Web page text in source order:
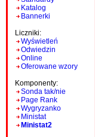
Katalog
Bannerki
Liczniki:
Wyświetleń
Odwiedzin
Online
Oferowane wzory
Komponenty:
Sonda tak/nie
Page Rank
Wygryzanko
Ministat
Ministat2